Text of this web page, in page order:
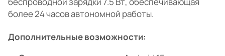
более 24 часов автономной работы.
Дополнительные возможности: